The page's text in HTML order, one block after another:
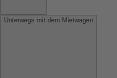
Unterwegs mit dem Mietwagen